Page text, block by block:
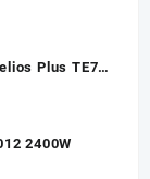
2400W